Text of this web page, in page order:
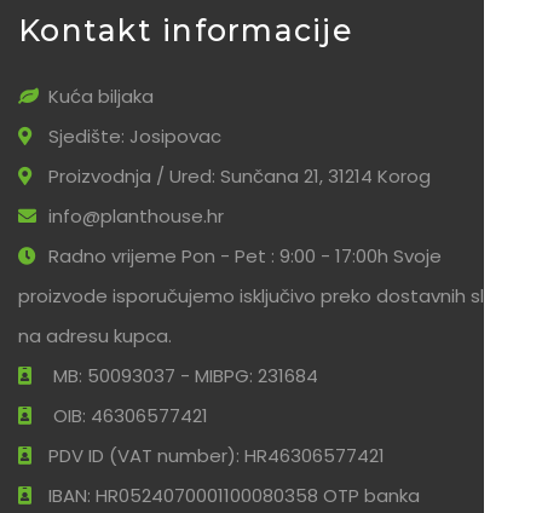
Kontakt informacije
Kuća biljaka
Sjedište: Josipovac
Proizvodnja / Ured: Sunčana 21, 31214 Korog
info@planthouse.hr
Radno vrijeme Pon - Pet : 9:00 - 17:00h Svoje
proizvode isporučujemo isključivo preko dostavnih službi
na adresu kupca.
MB: 50093037 - MIBPG: 231684
OIB: 46306577421
PDV ID (VAT number): HR46306577421
IBAN: HR0524070001100080358 OTP banka